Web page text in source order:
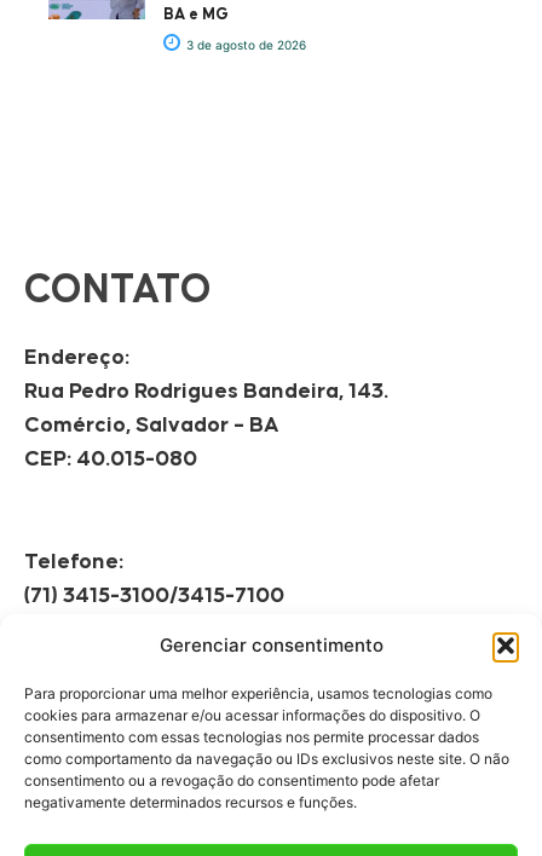
Gerenciar consentimento
Para proporcionar uma melhor experiência, usamos tecnologias como
cookies para armazenar e/ou acessar informações do dispositivo. O
consentimento com essas tecnologias nos permite processar dados
como comportamento da navegação ou IDs exclusivos neste site. O não
consentimento ou a revogação do consentimento pode afetar
negativamente determinados recursos e funções.
BA e MG
3 de agosto de 2026
CONTATO
Endereço:
Rua Pedro Rodrigues Bandeira, 143.
Comércio, Salvador – BA
CEP: 40.015-080
Telefone:
(71) 3415-3100/3415-7100
Horário de Funcionamento:
08h às 12h | 13h às 17h